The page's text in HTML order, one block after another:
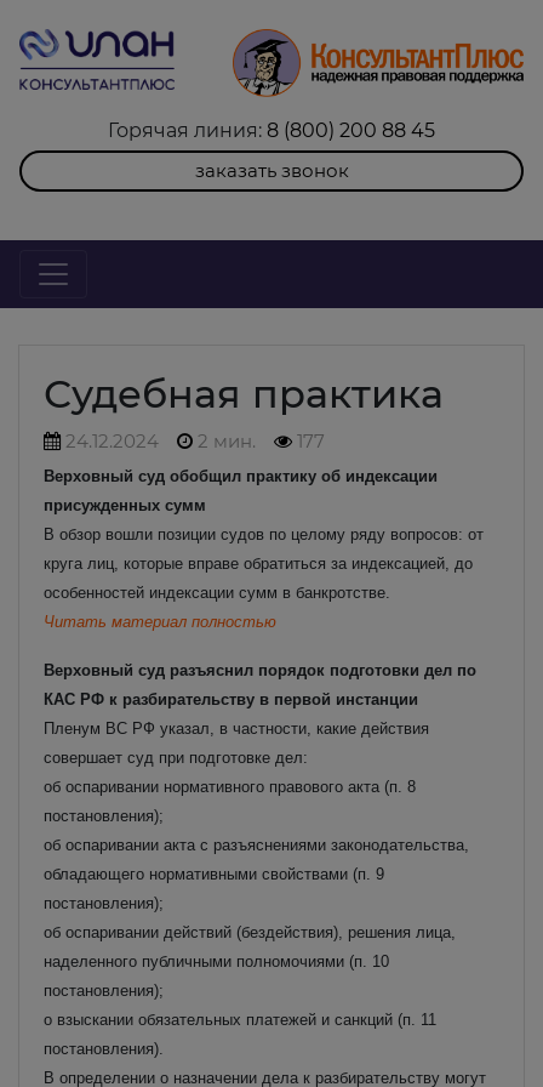
Горячая линия: 8 (800) 200 88 45
заказать звонок
Судебная практика
24.12.2024 2 мин. 177
Верховный суд обобщил практику об индексации
присужденных сумм
В обзор вошли позиции судов по целому ряду вопросов: от
круга лиц, которые вправе обратиться за индексацией, до
особенностей индексации сумм в банкротстве.
Читать материал полностью
Верховный суд разъяснил порядок подготовки дел по
КАС РФ к разбирательству в первой инстанции
Пленум ВС РФ указал, в частности, какие действия
совершает суд при подготовке дел:
об оспаривании нормативного правового акта (п. 8
постановления);
об оспаривании акта с разъяснениями законодательства,
обладающего нормативными свойствами (п. 9
постановления);
об оспаривании действий (бездействия), решения лица,
наделенного публичными полномочиями (п. 10
постановления);
о взыскании обязательных платежей и санкций (п. 11
постановления).
В определении о назначении дела к разбирательству могут